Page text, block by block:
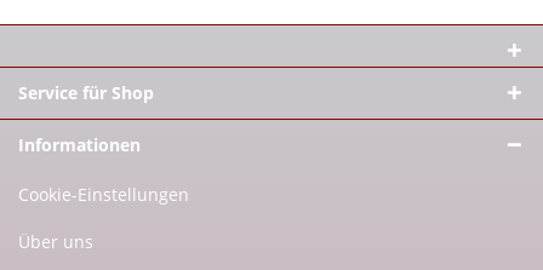
Service für Shop
Informationen
Cookie-Einstellungen
Über uns